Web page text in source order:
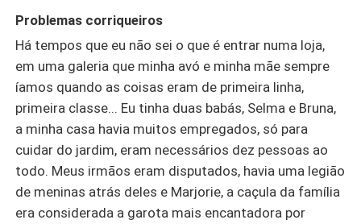
situação econômica para sempre.
Problemas corriqueiros
Há tempos que eu não sei o que é entrar numa loja,
em uma galeria que minha avó e minha mãe sempre
íamos quando as coisas eram de primeira linha,
primeira classe... Eu tinha duas babás, Selma e Bruna,
a minha casa havia muitos empregados, só para
cuidar do jardim, eram necessários dez pessoas ao
todo. Meus irmãos eram disputados, havia uma legião
de meninas atrás deles e Marjorie, a caçula da família
era considerada a garota mais encantadora por